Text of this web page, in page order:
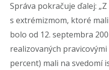
Správa pokračuje ďalej:
s extrémizmom, ktoré
bolo od 12. septembra
realizovaných
percent) mali na svedomí